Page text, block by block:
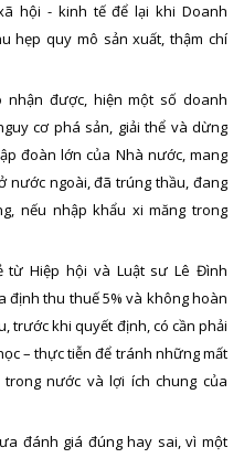
hội - kinh tế để lại khi Doanh
hẹp quy mô sản xuất, thậm chí
được, hiện một số doanh
cơ phá sản, giải thể và dừng
đoàn lớn của Nhà nước, mang
nước ngoài, đã trúng thầu, đang
nếu nhập khẩu xi măng trong
từ Hiệp hội và Luật sư Lê Đình
định thu thuế 5% và không hoàn
trước khi quyết định, có cần phải
– thực tiễn để tránh những mất
nước và lợi ích chung của
đánh giá đúng hay sai, vì một